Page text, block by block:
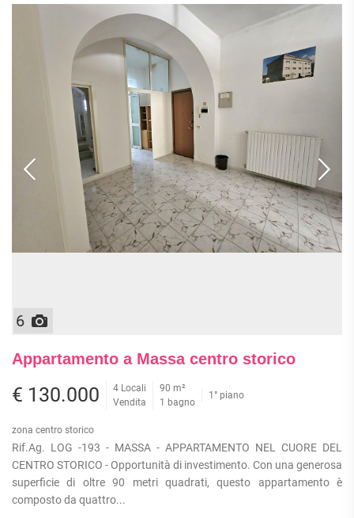
6
Appartamento a Massa centro storico
€ 130.000
4 Locali
Vendita
90 m²
1 bagno
1° piano
zona centro storico
Rif.Ag. LOG -193 - MASSA - APPARTAMENTO NEL CUORE DEL
CENTRO STORICO - Opportunità di investimento. Con una generosa
superficie di oltre 90 metri quadrati, questo appartamento è
composto da quattro...